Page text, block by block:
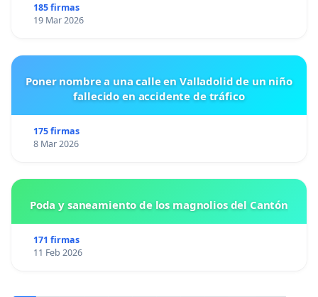
185 firmas
19 Mar 2026
Poner nombre a una calle en Valladolid de un niño
fallecido en accidente de tráfico
175 firmas
8 Mar 2026
Poda y saneamiento de los magnolios del Cantón
171 firmas
11 Feb 2026